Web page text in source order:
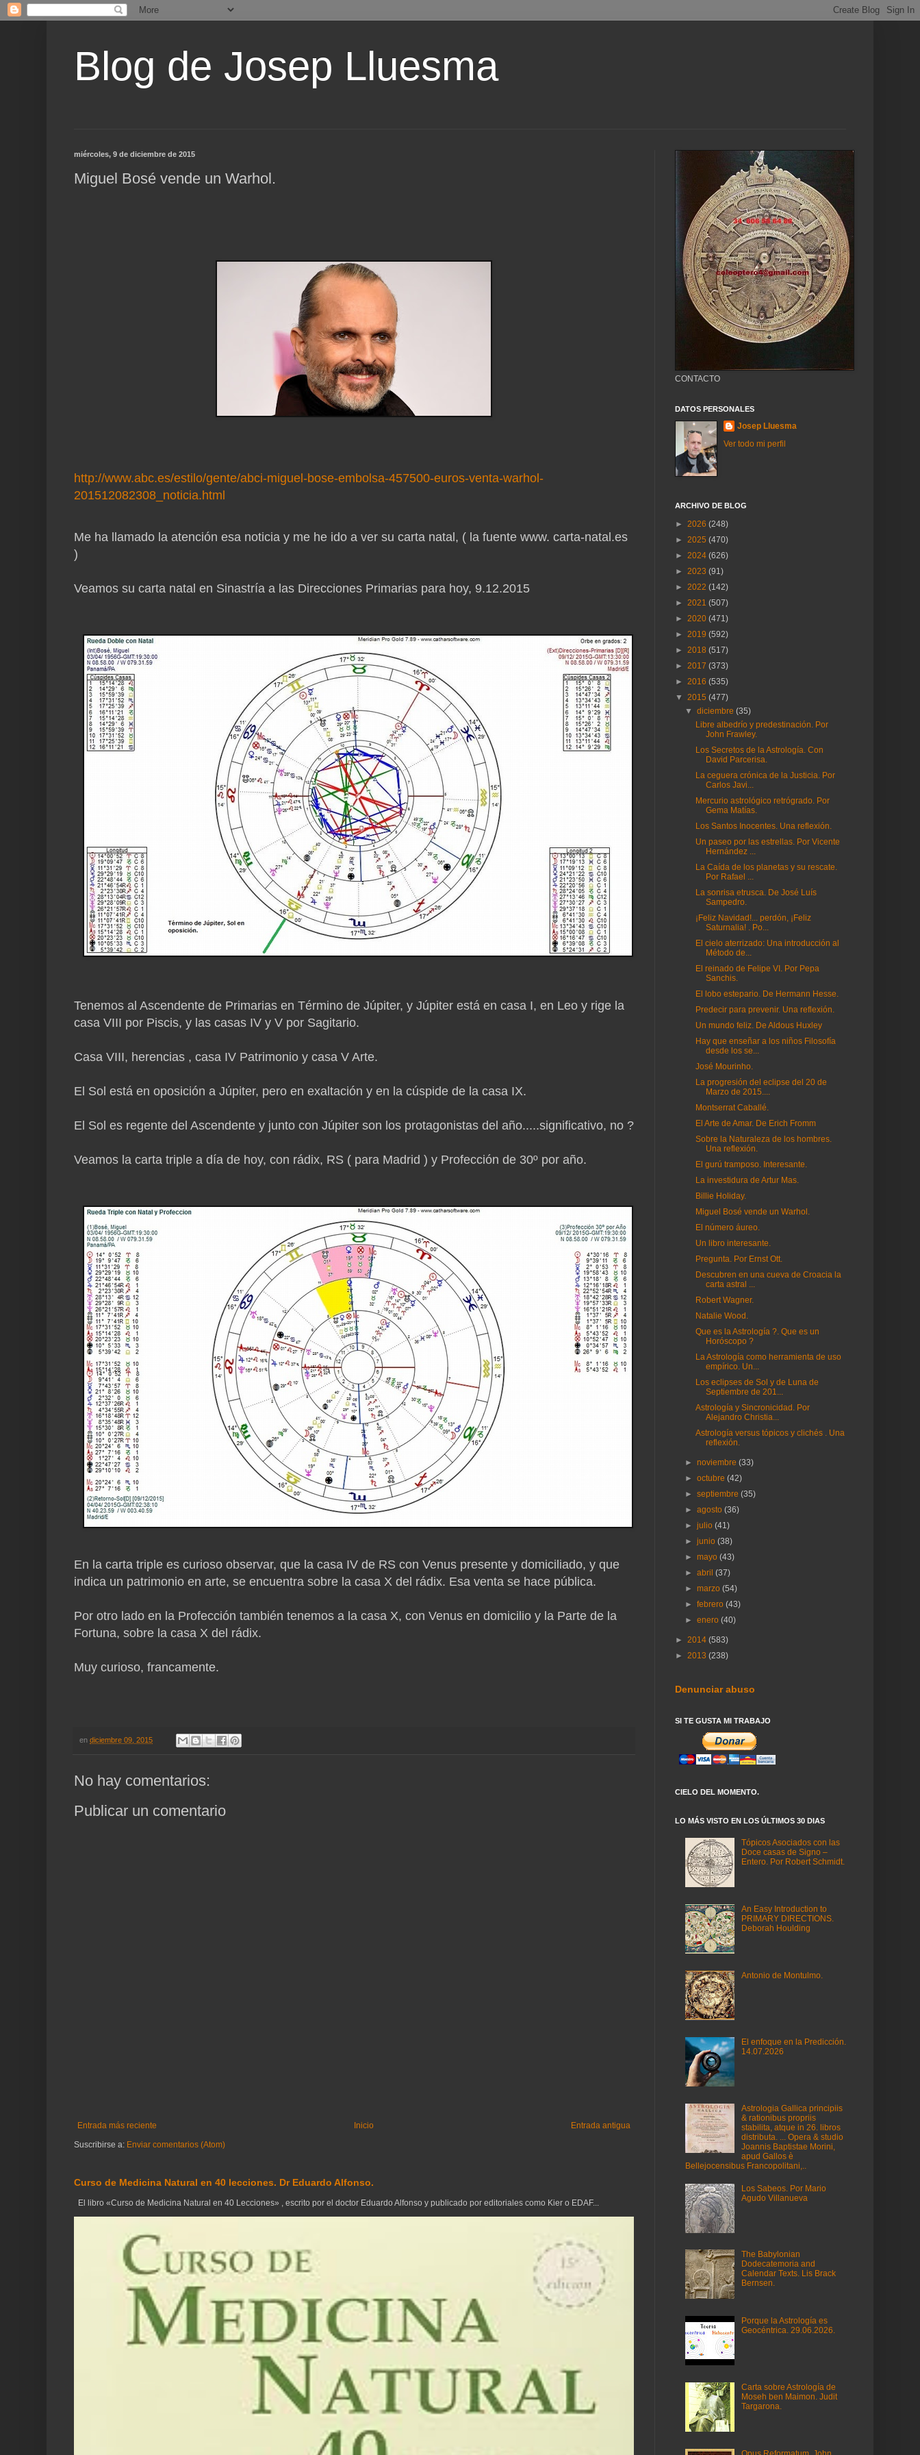
Blog de Josep Lluesma
miércoles, 9 de diciembre de 2015
Miguel Bosé vende un Warhol.
http://www.abc.es/estilo/gente/abci-miguel-bose-embolsa-457500-euros-venta-warhol-
201512082308_noticia.html
Me ha llamado la atención esa noticia y me he ido a ver su carta natal, ( la fuente www. carta-natal.es
)
Veamos su carta natal en Sinastría a las Direcciones Primarias para hoy, 9.12.2015
Tenemos al Ascendente de Primarias en Término de Júpiter, y Júpiter está en casa I, en Leo y rige la
casa VIII por Piscis, y las casas IV y V por Sagitario.
Casa VIII, herencias , casa IV Patrimonio y casa V Arte.
El Sol está en oposición a Júpiter, pero en exaltación y en la cúspide de la casa IX.
El Sol es regente del Ascendente y junto con Júpiter son los protagonistas del año.....significativo, no ?
Veamos la carta triple a día de hoy, con rádix, RS ( para Madrid ) y Profección de 30º por año.
En la carta triple es curioso observar, que la casa IV de RS con Venus presente y domiciliado, y que
indica un patrimonio en arte, se encuentra sobre la casa X del rádix. Esa venta se hace pública.
Por otro lado en la Profección también tenemos a la casa X, con Venus en domicilio y la Parte de la
Fortuna, sobre la casa X del rádix.
Muy curioso, francamente.
en diciembre 09, 2015
No hay comentarios:
Publicar un comentario
Entrada más reciente Entrada antigua
Inicio
Suscribirse a: Enviar comentarios (Atom)
Curso de Medicina Natural en 40 lecciones. Dr Eduardo Alfonso.
El libro «Curso de Medicina Natural en 40 Lecciones» , escrito por el doctor Eduardo Alfonso y publicado por editoriales como Kier o EDAF...
CONTACTO
DATOS PERSONALES
Josep Lluesma
Ver todo mi perfil
ARCHIVO DE BLOG
► 2026 (248)
► 2025 (470)
► 2024 (626)
► 2023 (91)
► 2022 (142)
► 2021 (507)
► 2020 (471)
► 2019 (592)
► 2018 (517)
► 2017 (373)
► 2016 (535)
▼ 2015 (477)
▼diciembre(35)
Libre albedrío y predestinación. Por
John Frawley.
Los Secretos de la Astrología. Con
David Parcerisa.
La ceguera crónica de la Justicia. Por
Carlos Javi...
Mercurio astrológico retrógrado. Por
Gema Matías.
Los Santos Inocentes. Una reflexión.
Un paseo por las estrellas. Por Vicente
Hernández ...
La Caída de los planetas y su rescate.
Por Rafael ...
La sonrisa etrusca. De José Luís
Sampedro.
¡Feliz Navidad!... perdón, ¡Feliz
Saturnalia! . Po...
El cielo aterrizado: Una introducción al
Método de...
El reinado de Felipe VI. Por Pepa
Sanchis.
El lobo estepario. De Hermann Hesse.
Predecir para prevenir. Una reflexión.
Un mundo feliz. De Aldous Huxley
Hay que enseñar a los niños Filosofía
desde los se...
José Mourinho.
La progresión del eclipse del 20 de
Marzo de 2015....
Montserrat Caballé.
El Arte de Amar. De Erich Fromm
Sobre la Naturaleza de los hombres.
Una reflexión.
El gurú tramposo. Interesante.
La investidura de Artur Mas.
Billie Holiday.
Miguel Bosé vende un Warhol.
El número áureo.
Un libro interesante.
Pregunta. Por Ernst Ott.
Descubren en una cueva de Croacia la
carta astral ...
Robert Wagner.
Natalie Wood.
Que es la Astrología ?. Que es un
Horóscopo ?
La Astrología como herramienta de uso
empírico. Un...
Los eclipses de Sol y de Luna de
Septiembre de 201...
Astrología y Sincronicidad. Por
Alejandro Christia...
Astrología versus tópicos y clichés . Una
reflexión.
►noviembre(33)
►octubre(42)
►septiembre(35)
►agosto(36)
►julio(41)
►junio(38)
►mayo(43)
►abril(37)
►marzo(54)
►febrero(43)
►enero(40)
► 2014 (583)
► 2013 (238)
Denunciar abuso
SI TE GUSTA MI TRABAJO
CIELO DEL MOMENTO.
LO MÁS VISTO EN LOS ÚLTIMOS 30 DIAS
Tópicos Asociados con las
Doce casas de Signo –
Entero. Por Robert Schmidt.
An Easy Introduction to
PRIMARY DIRECTIONS.
Deborah Houlding
Antonio de Montulmo.
El enfoque en la Predicción.
14.07.2026
Astrologia Gallica principiis
& rationibus propriis
stabilita, atque in 26. libros
distributa. ... Opera & studio
Joannis Baptistae Morini,
apud Gallos è
Bellejocensibus Francopolitani,..
Los Sabeos. Por Mario
Agudo Villanueva
The Babylonian
Dodecatemoria and
Calendar Texts. Lis Brack
Bernsen.
Porque la Astrología es
Geocéntrica. 29.06.2026.
Carta sobre Astrología de
Moseh ben Maimon. Judit
Targarona.